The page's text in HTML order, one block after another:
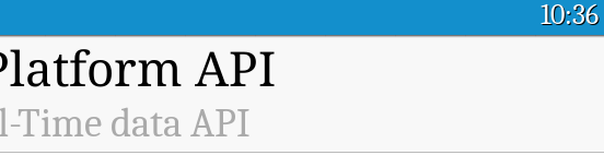
10:36
API
Time data API